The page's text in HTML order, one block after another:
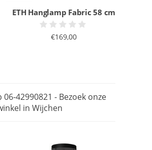
ETH Hanglamp Fabric 58 cm
€169,00
42990821 - Bezoek onze
in Wijchen